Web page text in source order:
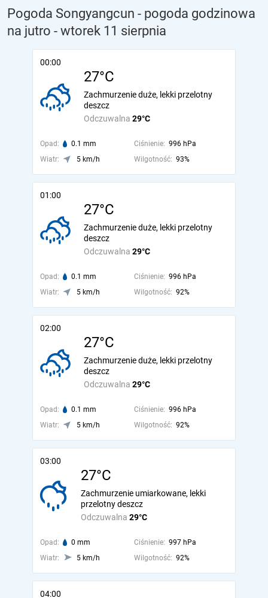
Pogoda Songyangcun - pogoda godzinowa
na jutro - wtorek 11 sierpnia
00:00
27°C
Odczuwalna 29°C
Zachmurzenie duże, lekki przelotny
deszcz
Opad: 0.1 mm Ciśnienie: 996 hPa
Wiatr:
5 km/h Wilgotność: 93%
01:00
27°C
Odczuwalna 29°C
Zachmurzenie duże, lekki przelotny
deszcz
Opad: 0.1 mm Ciśnienie: 996 hPa
Wiatr:
5 km/h Wilgotność: 92%
02:00
27°C
Odczuwalna 29°C
Zachmurzenie duże, lekki przelotny
deszcz
Opad: 0.1 mm Ciśnienie: 996 hPa
Wiatr:
5 km/h Wilgotność: 92%
03:00
27°C
Odczuwalna 29°C
Zachmurzenie umiarkowane, lekki
przelotny deszcz
Opad: 0 mm Ciśnienie: 997 hPa
Wiatr:
5 km/h Wilgotność: 92%
04:00